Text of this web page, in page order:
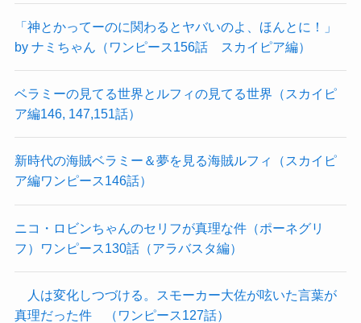
「神とかってーのに関わるとヤバいのよ、ほんとに！」
by ナミちゃん（ワンピース156話 スカイピア編）
ベラミーの見てる世界とルフィの見てる世界（スカイピ
ア編146, 147,151話）
新時代の海賊ベラミー＆夢を見る海賊ルフィ（スカイピ
ア編ワンピース146話）
ニコ・ロビンちゃんのセリフが真理な件（ポーネグリ
フ）ワンピース130話（アラバスタ編）
人は変化しつづける。スモーカー大佐が呟いた言葉が
真理だった件 （ワンピース127話）